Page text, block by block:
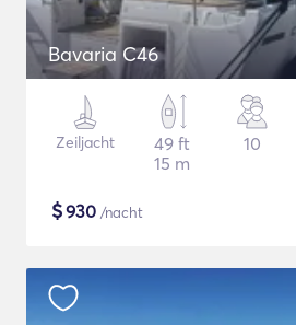
Bavaria C46
Zeiljacht
49 ft
15 m
10
$930 /nacht